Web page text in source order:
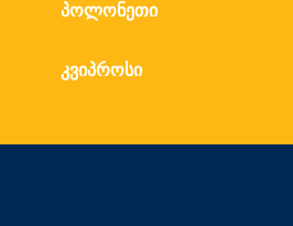
პოლონეთი
კვიპროსი